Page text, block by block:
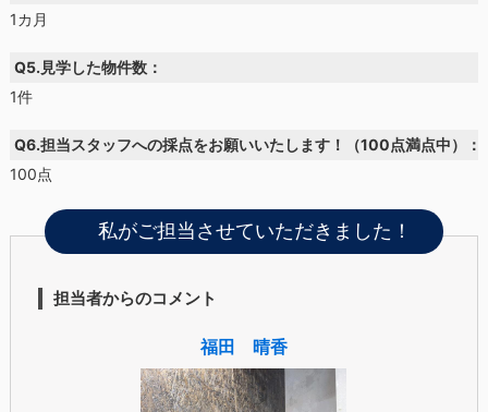
1カ月
Q5.見学した物件数：
1件
Q6.担当スタッフへの採点をお願いいたします！（100点満点中）：
100点
私がご担当させていただきました！
担当者からのコメント
福田 晴香